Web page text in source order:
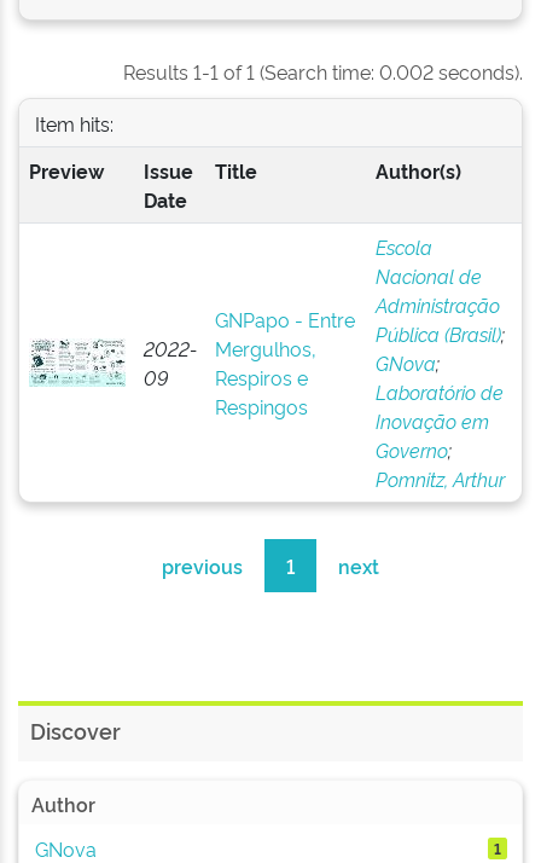
Results 1-1 of 1 (Search time: 0.002 seconds).
Item hits:
Preview
Issue
Date
Title Author(s)
2022-
09
GNPapo - Entre
Mergulhos,
Respiros e
Respingos
Escola
Nacional de
Administração
Pública (Brasil);
GNova;
Laboratório de
Inovação em
Governo;
Pomnitz, Arthur
previous 1 next
Discover
Author
GNova
1